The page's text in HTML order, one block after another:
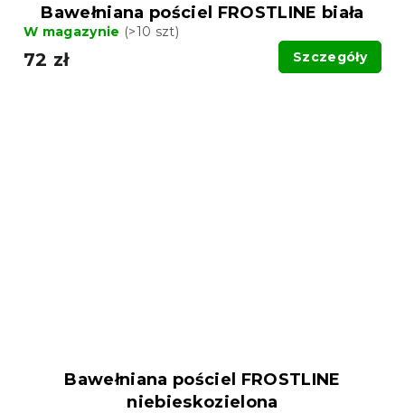
Bawełniana pościel FROSTLINE biała
W magazynie (>10 szt)
72 zł Szczegóły
Bawełniana pościel FROSTLINE
niebieskozielona